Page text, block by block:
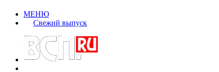
МЕНЮ
Свежий выпуск